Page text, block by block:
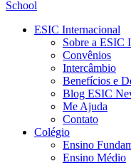
ESIC Internacional
Sobre a ESIC
Convênios
Intercâmbio
Benefícios e
Blog ESIC
Me Ajuda
Contato
Colégio
Ensino
Ensino Médio